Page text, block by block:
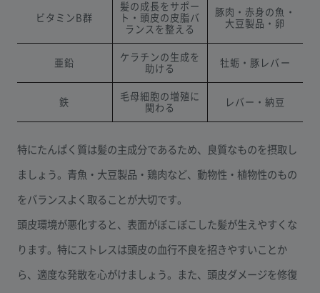
ビタミンB群
髪の成長をサポー
ト・頭皮の皮脂バ
ランスを整える
豚肉・赤身の魚・
大豆製品・卵
亜鉛
ケラチンの生成を
助ける
牡蛎・豚レバー
鉄
毛母細胞の増殖に
関わる
レバー・納豆
特にたんぱく質は髪の主成分であるため、良質なものを摂取し
ましょう。青魚・大豆製品・鶏肉など、動物性・植物性のもの
をバランスよく取ることが大切です。
頭皮環境が悪化すると、表面がぼこぼこした髪が生えやすくな
ります。特にストレスは頭皮の血行不良を招きやすいことか
ら、適度な発散を心がけましょう。また、頭皮ダメージを修復